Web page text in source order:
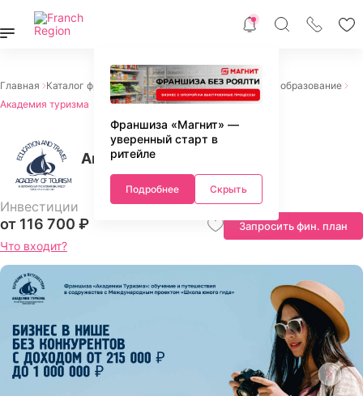
Франшиза «Магнит» —
уверенный старт в
ритейле
Подробнее Скрыть
Главная Каталог франшиз Франшизы услуг Обучение и образование
Академия туризма
Академия туризма
Инвестиции
от 116 700 ₽
Что входит?
Запросить фин. план